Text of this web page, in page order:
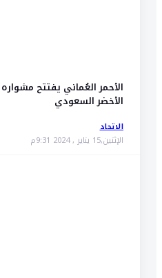
الأحمر العُماني يفتتح
الأخضر السعودي
الاتحاد
الإثنين,15 يناير , 2024 9:31م